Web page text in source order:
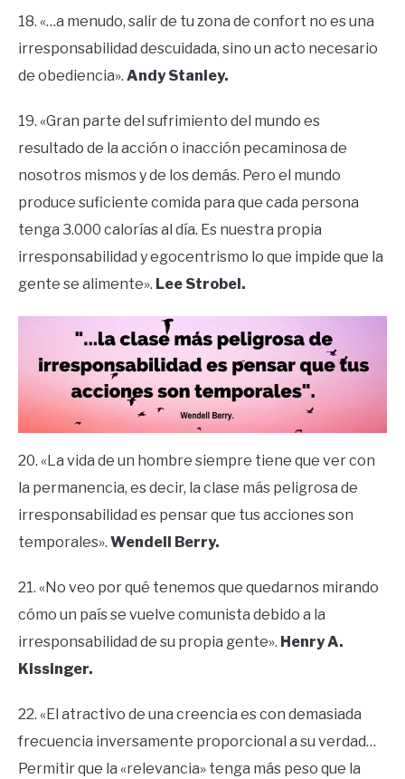
18. «…a menudo, salir de tu zona de confort no es una
irresponsabilidad descuidada, sino un acto necesario
de obediencia». Andy Stanley.
19. «Gran parte del sufrimiento del mundo es
resultado de la acción o inacción pecaminosa de
nosotros mismos y de los demás. Pero el mundo
produce suficiente comida para que cada persona
tenga 3.000 calorías al día. Es nuestra propia
irresponsabilidad y egocentrismo lo que impide que la
gente se alimente». Lee Strobel.
20. «La vida de un hombre siempre tiene que ver con
la permanencia, es decir, la clase más peligrosa de
irresponsabilidad es pensar que tus acciones son
temporales». Wendell Berry.
21. «No veo por qué tenemos que quedarnos mirando
cómo un país se vuelve comunista debido a la
irresponsabilidad de su propia gente». Henry A.
Kissinger.
22. «El atractivo de una creencia es con demasiada
frecuencia inversamente proporcional a su verdad…
Permitir que la «relevancia» tenga más peso que la